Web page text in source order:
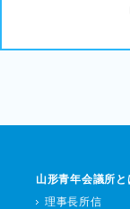
山形青年会議所と
理事長所信